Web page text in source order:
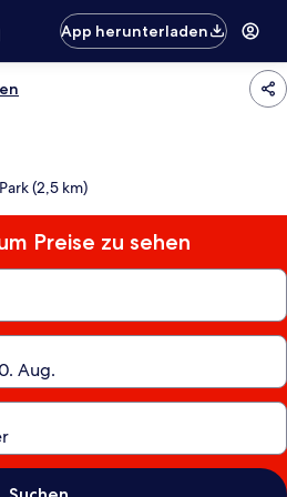
App herunterladen
(2,5 km)
Preise zu sehen